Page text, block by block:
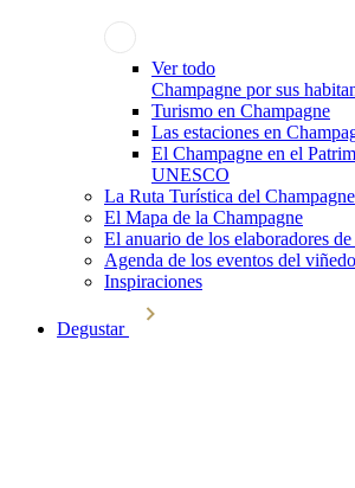
Ver todo
Champagne por sus
Turismo en Champagne
Las estaciones en
El Champagne en el
UNESCO
La Ruta Turística del Champagne
El Mapa de la Champagne
El anuario de los elaboradores
Agenda de los eventos del viñedo
Inspiraciones
Degustar